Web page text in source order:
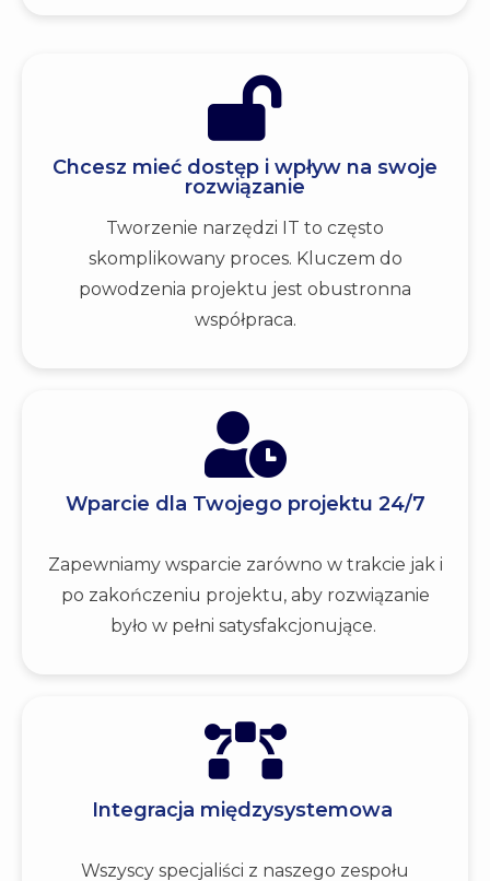
Chcesz mieć dostęp i wpływ na swoje
rozwiązanie
Tworzenie narzędzi IT to często
skomplikowany proces. Kluczem do
powodzenia projektu jest obustronna
współpraca.
Wparcie dla Twojego projektu 24/7
Zapewniamy wsparcie zarówno w trakcie jak i
po zakończeniu projektu, aby rozwiązanie
było w pełni satysfakcjonujące.
Integracja międzysystemowa
Wszyscy specjaliści z naszego zespołu